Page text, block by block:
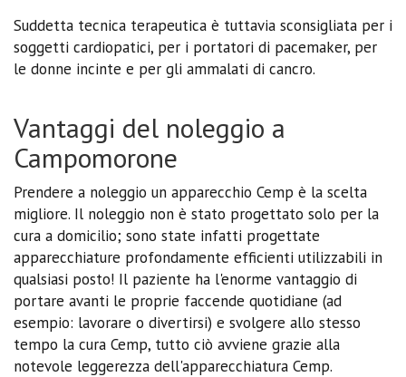
Suddetta tecnica terapeutica è tuttavia sconsigliata per i
soggetti cardiopatici, per i portatori di pacemaker, per
le donne incinte e per gli ammalati di cancro.
Vantaggi del noleggio a
Campomorone
Prendere a noleggio un apparecchio Cemp è la scelta
migliore. Il noleggio non è stato progettato solo per la
cura a domicilio; sono state infatti progettate
apparecchiature profondamente efficienti utilizzabili in
qualsiasi posto! Il paziente ha l'enorme vantaggio di
portare avanti le proprie faccende quotidiane (ad
esempio: lavorare o divertirsi) e svolgere allo stesso
tempo la cura Cemp, tutto ciò avviene grazie alla
notevole leggerezza dell'apparecchiatura Cemp.